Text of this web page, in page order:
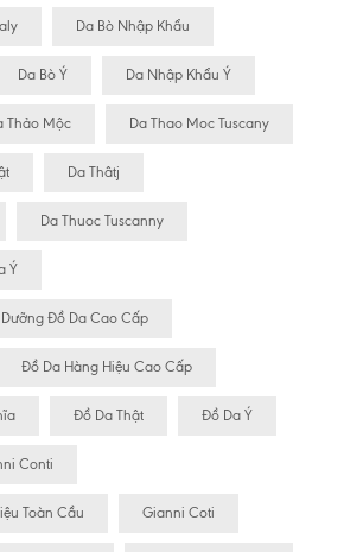
Da Bò Nhập Khẩu
Da Bò Ý Da Nhập Khẩu Ý
Thảo Mộc Da Thao Moc Tuscany
Da Thâtj
Da Thuoc Tuscanny
Ý
Đồ Da Cao Cấp
Đồ Da Hàng Hiệu Cao Cấp
Đồ Da Thật Đồ Da Ý
Conti
Toàn Cầu Gianni Coti